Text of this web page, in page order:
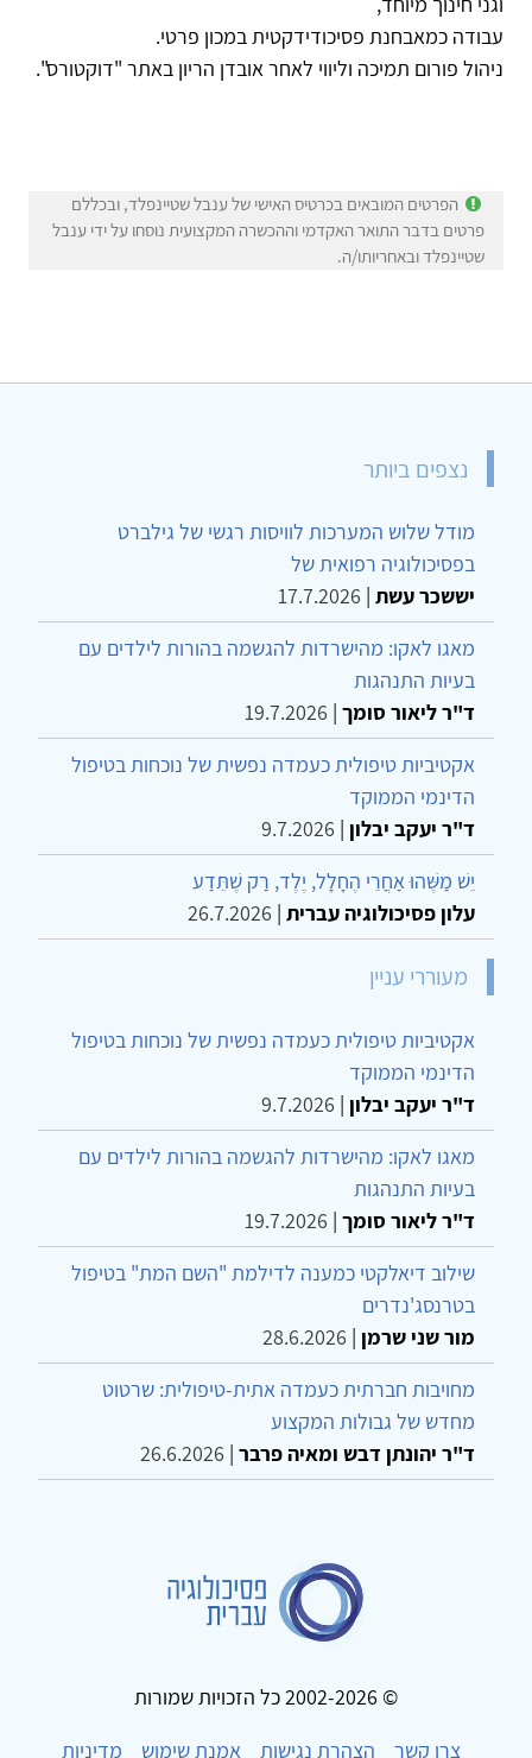
עבודה כמאבחנת פסיכודידקטית במכון פרטי.
ניהול פורום תמיכה וליווי לאחר אובדן הריון באתר "דוקטורס".
הפרטים המובאים בכרטיס האישי של ענבל שטיינפלד, ובכללם
פרטים בדבר התואר האקדמי וההכשרה המקצועית נוסחו על ידי ענבל
שטיינפלד ובאחריותו/ה.
נצפים ביותר
מודל שלוש המערכות לוויסות רגשי של גילברט
בפסיכולוגיה רפואית של
יששכר עשת |
17.7.2026
מאגו לאקו: מהישרדות להגשמה בהורות לילדים עם
בעיות התנהגות
ד"ר ליאור סומך |
19.7.2026
אקטיביות טיפולית כעמדה נפשית של נוכחות בטיפול
הדינמי הממוקד
ד"ר יעקב יבלון |
9.7.2026
יֵשׁ מַשֶּׁהוּ אַחֲרֵי הֶחָלָל, יֶלֶד, רַק שֶׁתֵּדַע
עלון פסיכולוגיה עברית |
26.7.2026
מעוררי עניין
אקטיביות טיפולית כעמדה נפשית של נוכחות בטיפול
הדינמי הממוקד
ד"ר יעקב יבלון |
9.7.2026
מאגו לאקו: מהישרדות להגשמה בהורות לילדים עם
בעיות התנהגות
ד"ר ליאור סומך |
19.7.2026
שילוב דיאלקטי כמענה לדילמת "השם המת" בטיפול
בטרנסג'נדרים
מור שני שרמן |
28.6.2026
מחויבות חברתית כעמדה אתית-טיפולית: שרטוט
מחדש של גבולות המקצוע
ד"ר יהונתן דבש ומאיה פרבר |
26.6.2026
© 2002-2026 כל הזכויות שמורות
צרו קשר
הצהרת נגישות אמנת שימוש מדיניות